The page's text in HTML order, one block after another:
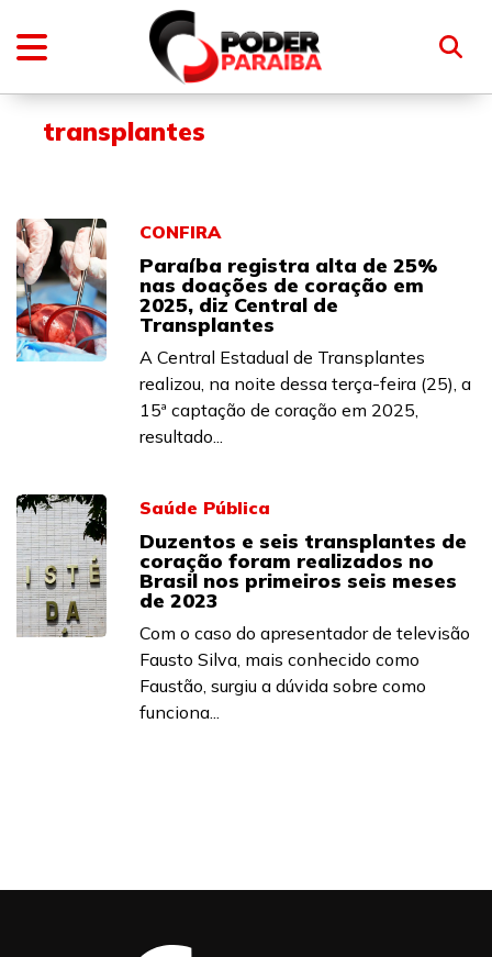
transplantes
CONFIRA
Paraíba registra alta de 25%
nas doações de coração em
2025, diz Central de
Transplantes
A Central Estadual de Transplantes
realizou, na noite dessa terça-feira (25), a
15ª captação de coração em 2025,
resultado...
Saúde Pública
Duzentos e seis transplantes de
coração foram realizados no
Brasil nos primeiros seis meses
de 2023
Com o caso do apresentador de televisão
Fausto Silva, mais conhecido como
Faustão, surgiu a dúvida sobre como
funciona...